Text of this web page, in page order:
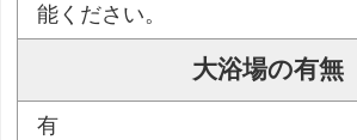
能ください。
大浴場の有無
有